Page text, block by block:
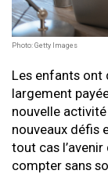
Photo: Getty Images
Les enfants ont
largement
nouvelle
nouveaux défis
tout cas l’avenir
compter sans